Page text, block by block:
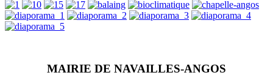
MAIRIE DE NAVAILLES-ANGOS